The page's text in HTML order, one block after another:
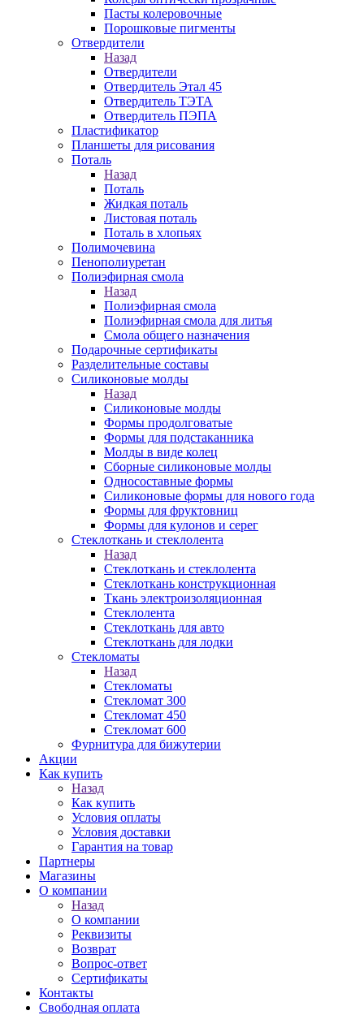
Пасты колеровочные
Порошковые пигменты
Отвердители
Назад
Отвердители
Отвердитель Этал 45
Отвердитель ТЭТА
Отвердитель ПЭПА
Пластификатор
Планшеты для рисования
Поталь
Назад
Поталь
Жидкая поталь
Листовая поталь
Поталь в хлопьях
Полимочевина
Пенополиуретан
Полиэфирная смола
Назад
Полиэфирная смола
Полиэфирная смола для литья
Смола общего назначения
Подарочные сертификаты
Разделительные составы
Силиконовые молды
Назад
Силиконовые молды
Формы продолговатые
Формы для подстаканника
Молды в виде колец
Сборные силиконовые молды
Односоставные формы
Силиконовые формы для нового года
Формы для фруктовниц
Формы для кулонов и серег
Стеклоткань и стеклолента
Назад
Стеклоткань и стеклолента
Стеклоткань конструкционная
Ткань электроизоляционная
Стеклолента
Стеклоткань для авто
Стеклоткань для лодки
Стекломаты
Назад
Стекломаты
Стекломат 300
Стекломат 450
Стекломат 600
Фурнитура для бижутерии
Акции
Как купить
Назад
Как купить
Условия оплаты
Условия доставки
Гарантия на товар
Партнеры
Магазины
О компании
Назад
О компании
Реквизиты
Возврат
Вопрос-ответ
Сертификаты
Контакты
Свободная оплата